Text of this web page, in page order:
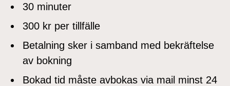
30 minuter
300 kr per tillfälle
Betalning sker i samband med bekräftelse
av bokning
Bokad tid måste avbokas via mail minst 24